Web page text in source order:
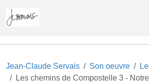
Jean-Claude Servais Son oeuvre
Les chemins de Compostelle 3 -